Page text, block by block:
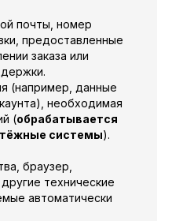
почты, номер
предоставленные
заказа или
(например, данные
необходимая
(обрабатывается
системы).
браузер,
технические
автоматически